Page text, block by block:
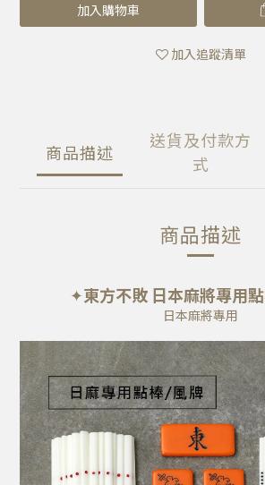
加入購物車
加入追蹤清單
商品描述
送貨及付款方
式
商品描述
✦東方不敗 日本麻將專用
日本麻將專用